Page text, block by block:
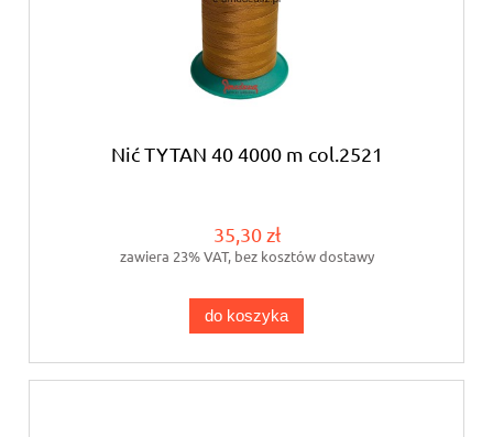
Nić TYTAN 40 4000 m col.2521
35,30 zł
zawiera 23% VAT, bez kosztów dostawy
do koszyka